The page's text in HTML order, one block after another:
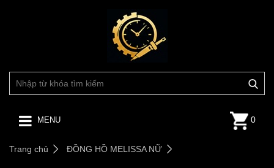
MENU 0
Trang chủ ĐỒNG HỒ MELISSA NỮ